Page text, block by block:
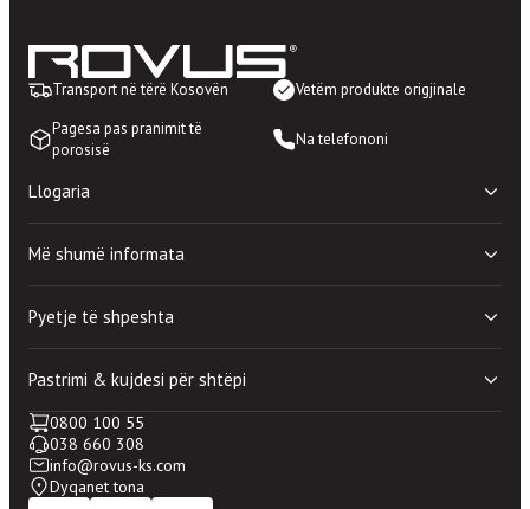
Transport në tërë Kosovën
Vetëm produkte origjinale
Pagesa pas pranimit të
porosisë
Na telefononi
Llogaria
Lista e deshirave
Porosite e mia
Llogaria ime
Më shumë informata
Rregullat dhe kushtet e perdorimit
100% blerje e sigurtë
Mirëmbajtje shtesë
Pyetje të shpeshta
Kontakti
Pyetje të përgjithshme
Si të bëj porosinë?
Si ti përdorim kuponat?
Pastrimi & kujdesi për shtëpi
Pastrimi & kujdesi për shtëpi
Mirëmbajtja e shtëpisë
Kujdesi për rroba
Pastrimi Nano
0800 100 55
038 660 308
info@rovus-ks.com
Dyqanet tona